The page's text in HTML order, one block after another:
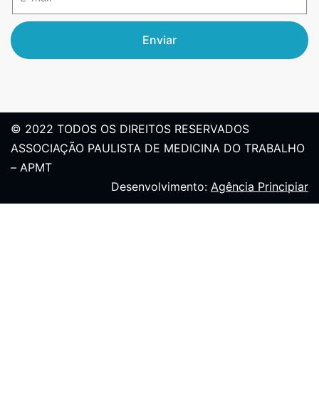
Enviar
© 2022 TODOS OS DIREITOS RESERVADOS
ASSOCIAÇÃO PAULISTA DE MEDICINA DO TRABALHO
– APMT
Desenvolvimento: Agência Principiar